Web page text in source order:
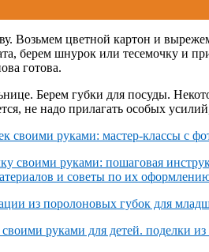
Возьмем цветной картон и
берем шнурок или тесемочку и
готова.
Берем губки для посуды.
не надо прилагать особых